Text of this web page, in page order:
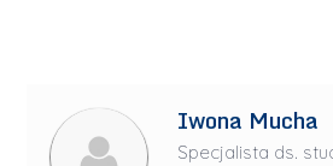
Iwona Mucha
Specjalista ds.